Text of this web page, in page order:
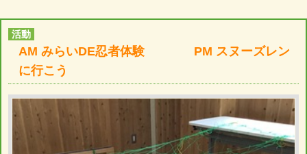
活動
AM みらいDE忍者体験 PM スヌーズレン
に行こう